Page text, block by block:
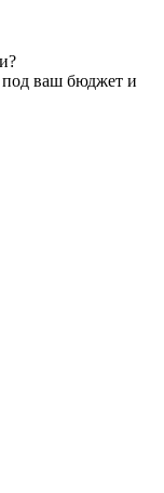
ваш бюджет и